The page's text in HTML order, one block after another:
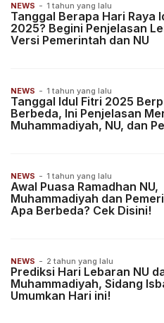
NEWS - 1 tahun yang lalu
Tanggal Berapa Hari Raya
2025? Begini Penjelasan
Versi Pemerintah dan NU
NEWS - 1 tahun yang lalu
Tanggal Idul Fitri 2025
Berbeda, Ini Penjelasan
Muhammadiyah, NU, dan
NEWS - 1 tahun yang lalu
Awal Puasa Ramadhan NU,
Muhammadiyah dan
Apa Berbeda? Cek Disini!
NEWS - 2 tahun yang lalu
Prediksi Hari Lebaran NU
Muhammadiyah, Sidang
Umumkan Hari ini!